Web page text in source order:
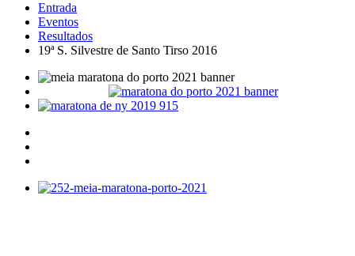
Entrada
Eventos
Resultados
19ª S. Silvestre de Santo Tirso 2016